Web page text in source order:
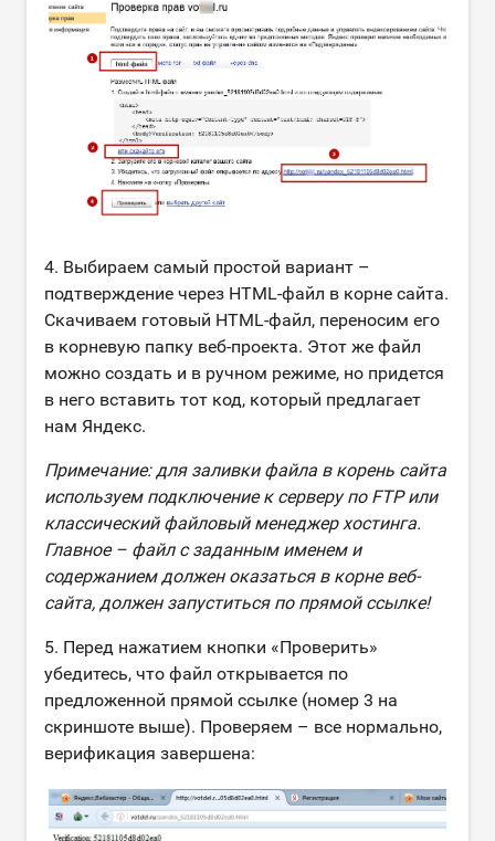
4. Выбираем самый простой вариант –
подтверждение через HTML-файл в корне сайта.
Скачиваем готовый HTML-файл, переносим его
в корневую папку веб-проекта. Этот же файл
можно создать и в ручном режиме, но придется
в него вставить тот код, который предлагает
нам Яндекс.
Примечание: для заливки файла в корень сайта
используем подключение к серверу по FTP или
классический файловый менеджер хостинга.
Главное – файл с заданным именем и
содержанием должен оказаться в корне веб-
сайта, должен запуститься по прямой ссылке!
5. Перед нажатием кнопки «Проверить»
убедитесь, что файл открывается по
предложенной прямой ссылке (номер 3 на
скриншоте выше). Проверяем – все нормально,
верификация завершена: